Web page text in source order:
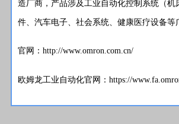
造厂商，产品涉及工业自动化控制系统（机
件、汽车电子、社会系统、健康医疗设备等
官网：http://www.omron.com.cn/
欧姆龙工业自动化官网：https://